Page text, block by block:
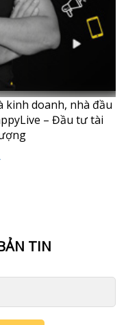
kinh doanh, nhà đầu
– Đầu tư tài
TIN